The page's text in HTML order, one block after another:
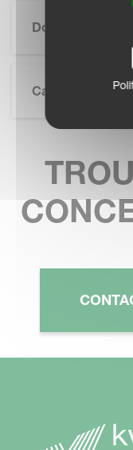
Documentation